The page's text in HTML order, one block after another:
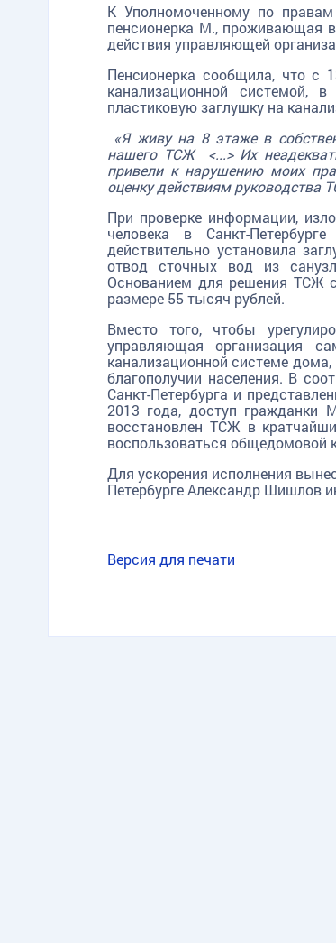
К Уполномоченному по правам
пенсионерка М., проживающая
действия управляющей
Пенсионерка сообщила, что с
канализационной системой,
пластиковую заглушку на
«Я живу на 8 этаже в
нашего ТСЖ <...> Их
привели к нарушению моих
оценку действиям руководства
При проверке информации,
человека в Санкт-
действительно установила
отвод сточных вод из
Основанием для решения ТСЖ
размере 55 тысяч рублей.
Вместо того, чтобы
управляющая организация
канализационной системе
благополучии населения. В
Санкт-Петербурга и
2013 года, доступ гражданки
восстановлен ТСЖ в
воспользоваться общедомовой
Для ускорения исполнения
Петербурге Александр Шишлов
Версия для печати